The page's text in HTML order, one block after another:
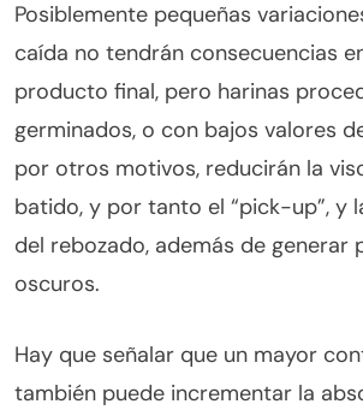
Posiblemente pequeñas
caída no tendrán consecuencias
producto final, pero harinas
germinados, o con bajos valores
por otros motivos, reducirán la
batido, y por tanto el “pick-up”, y
del rebozado, además de generar
oscuros.
Hay que señalar que un mayor
también puede incrementar la